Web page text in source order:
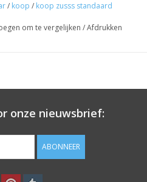
kandelaar is nude met een
kandelaar met kandelaars van
/ koop / koop zusss standaard
om te vergelijken /Afdrukken
onze nieuwsbrief:
ABONNEER